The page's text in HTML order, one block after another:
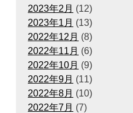
2023年2月 (12)
2023年1月 (13)
2022年12月 (8)
2022年11月 (6)
2022年10月 (9)
2022年9月 (11)
2022年8月 (10)
2022年7月 (7)